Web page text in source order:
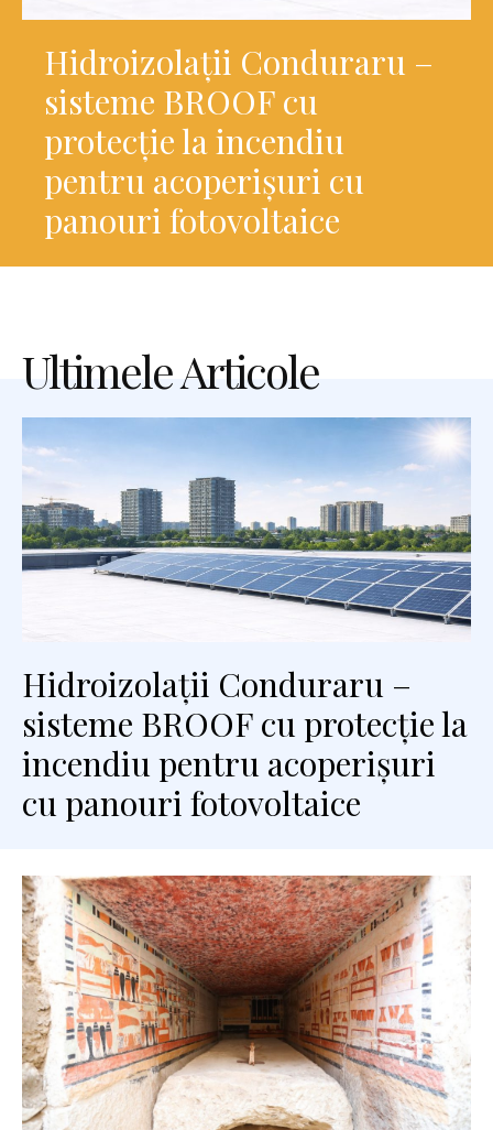
Hidroizolații Conduraru –
sisteme BROOF cu
protecție la incendiu
pentru acoperișuri cu
panouri fotovoltaice
Ultimele Articole
Hidroizolații Conduraru –
sisteme BROOF cu protecție la
incendiu pentru acoperișuri
cu panouri fotovoltaice